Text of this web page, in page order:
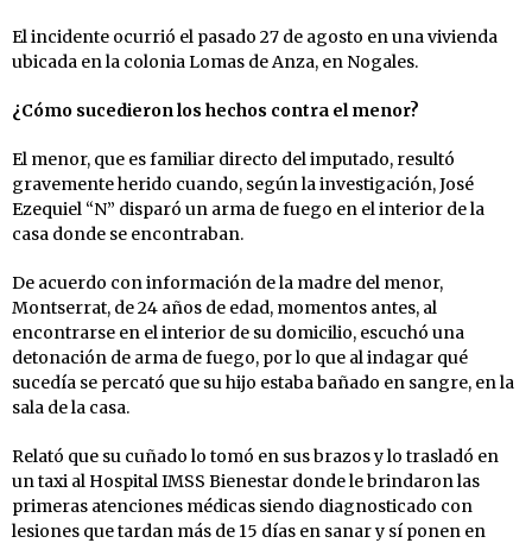
El incidente ocurrió el pasado 27 de agosto en una vivienda
ubicada en la colonia Lomas de Anza, en Nogales.
¿Cómo sucedieron los hechos contra el menor?
El menor, que es familiar directo del imputado, resultó
gravemente herido cuando, según la investigación, José
Ezequiel “N” disparó un arma de fuego en el interior de la
casa donde se encontraban.
De acuerdo con información de la madre del menor,
Montserrat, de 24 años de edad, momentos antes, al
encontrarse en el interior de su domicilio, escuchó una
detonación de arma de fuego, por lo que al indagar qué
sucedía se percató que su hijo estaba bañado en sangre, en la
sala de la casa.
Relató que su cuñado lo tomó en sus brazos y lo trasladó en
un taxi al Hospital IMSS Bienestar donde le brindaron las
primeras atenciones médicas siendo diagnosticado con
lesiones que tardan más de 15 días en sanar y sí ponen en